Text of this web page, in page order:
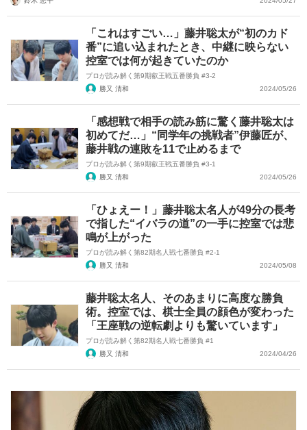
「これはすごい…」藤井聡太が“初のカド
番”に追い込まれたとき、中継に映らない
控室では何が起きていたのか
プロが読み解く第9期叡王戦五番勝負 #3-2
勝又 清和
2024/05/26
「感想戦で相手の読み筋に驚く藤井聡太は
初めてだ…」“同学年の挑戦者”伊藤匠が、
藤井戦の連敗を11で止めるまで
プロが読み解く第9期叡王戦五番勝負 #3-1
勝又 清和
2024/05/26
「ひょえー！」藤井聡太名人が49分の長考
で指した“イバラの道”の一手に控室では悲
鳴が上がった
プロが読み解く第82期名人戦七番勝負 #2-1
勝又 清和
2024/05/08
藤井聡太名人、そのあまりに高度な勝負
術。控室では、棋士全員の顔色が変わった
「王座戦の逆転劇よりも驚いています」
プロが読み解く第82期名人戦七番勝負 #1
勝又 清和
2024/04/26